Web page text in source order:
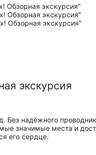
экскурсия
Без надёжного
значимые места и
его сердце.